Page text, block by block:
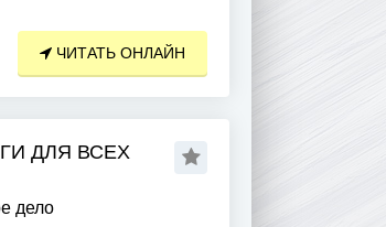
ЧИТАТЬ ОНЛАЙН
ДЛЯ ВСЕХ
дело